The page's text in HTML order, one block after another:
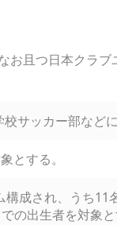
お且つ日本クラ
サッカー部など
とする。
成され、うち
の出生者を対象と